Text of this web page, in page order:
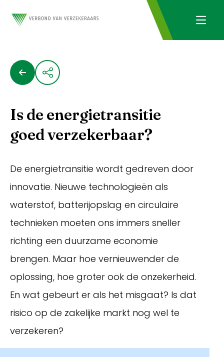
Is de energietransitie
goed verzekerbaar?
De energietransitie wordt gedreven door
innovatie. Nieuwe technologieën als
waterstof, batterijopslag en circulaire
technieken moeten ons immers sneller
richting een duurzame economie
brengen. Maar hoe vernieuwender de
oplossing, hoe groter ook de onzekerheid.
En wat gebeurt er als het misgaat? Is dat
risico op de zakelijke markt nog wel te
verzekeren?